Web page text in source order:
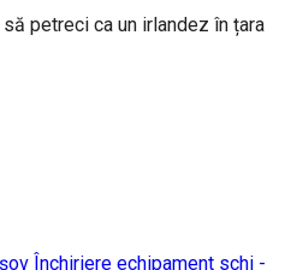
petreci ca un irlandez în țara
Închiriere echipament schi -